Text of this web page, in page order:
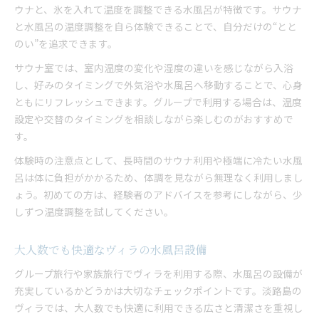
ウナと、氷を入れて温度を調整できる水風呂が特徴です。サウナ
と水風呂の温度調整を自ら体験できることで、自分だけの“とと
のい”を追求できます。
サウナ室では、室内温度の変化や湿度の違いを感じながら入浴
し、好みのタイミングで外気浴や水風呂へ移動することで、心身
ともにリフレッシュできます。グループで利用する場合は、温度
設定や交替のタイミングを相談しながら楽しむのがおすすめで
す。
体験時の注意点として、長時間のサウナ利用や極端に冷たい水風
呂は体に負担がかかるため、体調を見ながら無理なく利用しまし
ょう。初めての方は、経験者のアドバイスを参考にしながら、少
しずつ温度調整を試してください。
大人数でも快適なヴィラの水風呂設備
グループ旅行や家族旅行でヴィラを利用する際、水風呂の設備が
充実しているかどうかは大切なチェックポイントです。淡路島の
ヴィラでは、大人数でも快適に利用できる広さと清潔さを重視し